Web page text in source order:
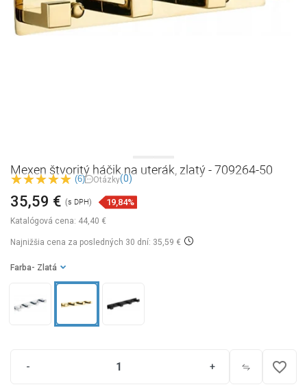
Mexen štvoritý háčik na uterák, zlatý - 709264-50
(6) Otázky(0)
Katalógová cena: 44,40 €
35,59 € (s DPH) 19,84%
Najnižšia cena za posledných 30 dní: 35,59 €
Farba - Zlatá
- + favorite_border